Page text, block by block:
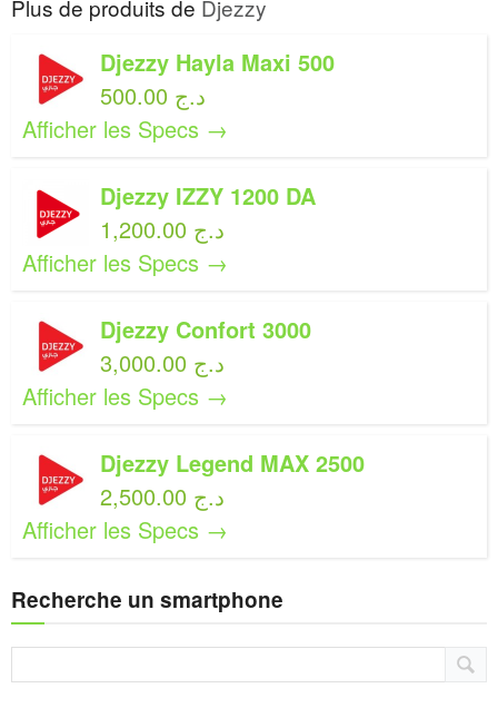
Plus de produits de Djezzy
Djezzy Hayla Maxi 500
500.00 د.ج
Afficher les Specs →
Djezzy IZZY 1200 DA
1,200.00 د.ج
Afficher les Specs →
Djezzy Confort 3000
3,000.00 د.ج
Afficher les Specs →
Djezzy Legend MAX 2500
2,500.00 د.ج
Afficher les Specs →
Recherche un smartphone